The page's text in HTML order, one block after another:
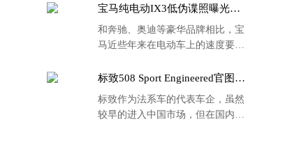
的故宫宫廷联名款。
宝马纯电动IX3低伪谍照曝光：
和奔驰、奥迪等豪华品牌相比，宝
马近些年来在电动车上的速度要慢
标致508 Sport Engineered官图发
标致作为法系车的代表车企，虽然
较早的进入中国市场，但在国内的